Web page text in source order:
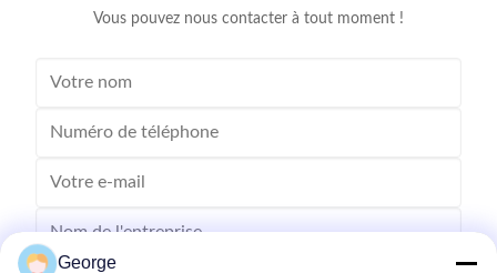
Vous pouvez nous contacter à tout moment !
George